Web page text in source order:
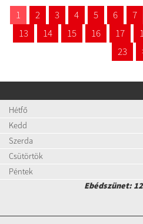
1 2 3 4 5 6 7
13
14 15 16 17
23
Hétfő
Kedd
Szerda
Csütörtök
Péntek
Ebédszünet: